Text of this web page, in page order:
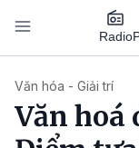
Nhảy đến nội dung
Radio
Văn hóa - Giải trí
Văn hoá